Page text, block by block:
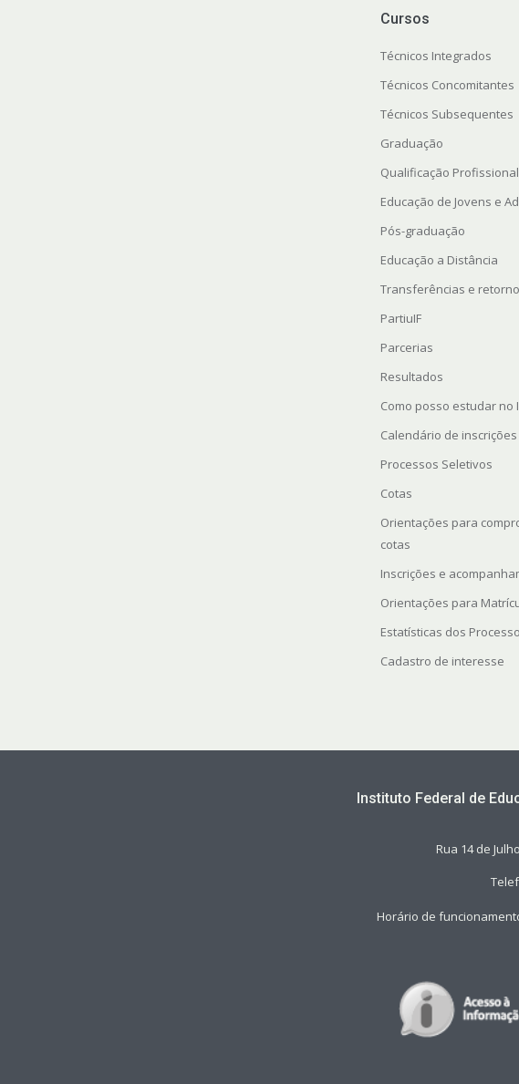
Cursos
Técnicos Integrados
Técnicos Concomitantes
Técnicos Subsequentes
Graduação
Qualificação Profissional
Educação de Jovens e
Pós-graduação
Educação a Distância
Transferências e
PartiuIF
Parcerias
Resultados
Como posso estudar no
Calendário de inscrições
Processos Seletivos
Cotas
Orientações para
cotas
Inscrições e
Orientações para
Estatísticas dos
Cadastro de interesse
Instituto Federal de
Rua 14 de
Horário de